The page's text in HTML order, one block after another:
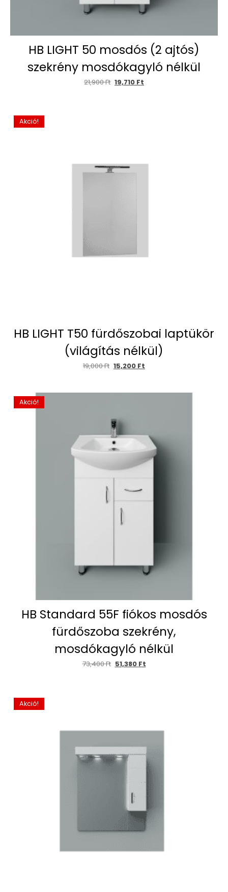
HB LIGHT 50 mosdós (2 ajtós)
szekrény mosdókagyló nélkül
21,900Ft 19,710 Ft
Akció!
HB LIGHT T50 fürdőszobai laptükör
(világítás nélkül)
19,000Ft 15,200 Ft
Akció!
HB Standard 55F fiókos mosdós
fürdőszoba szekrény,
mosdókagyló nélkül
73,400Ft 51,380 Ft
Akció!